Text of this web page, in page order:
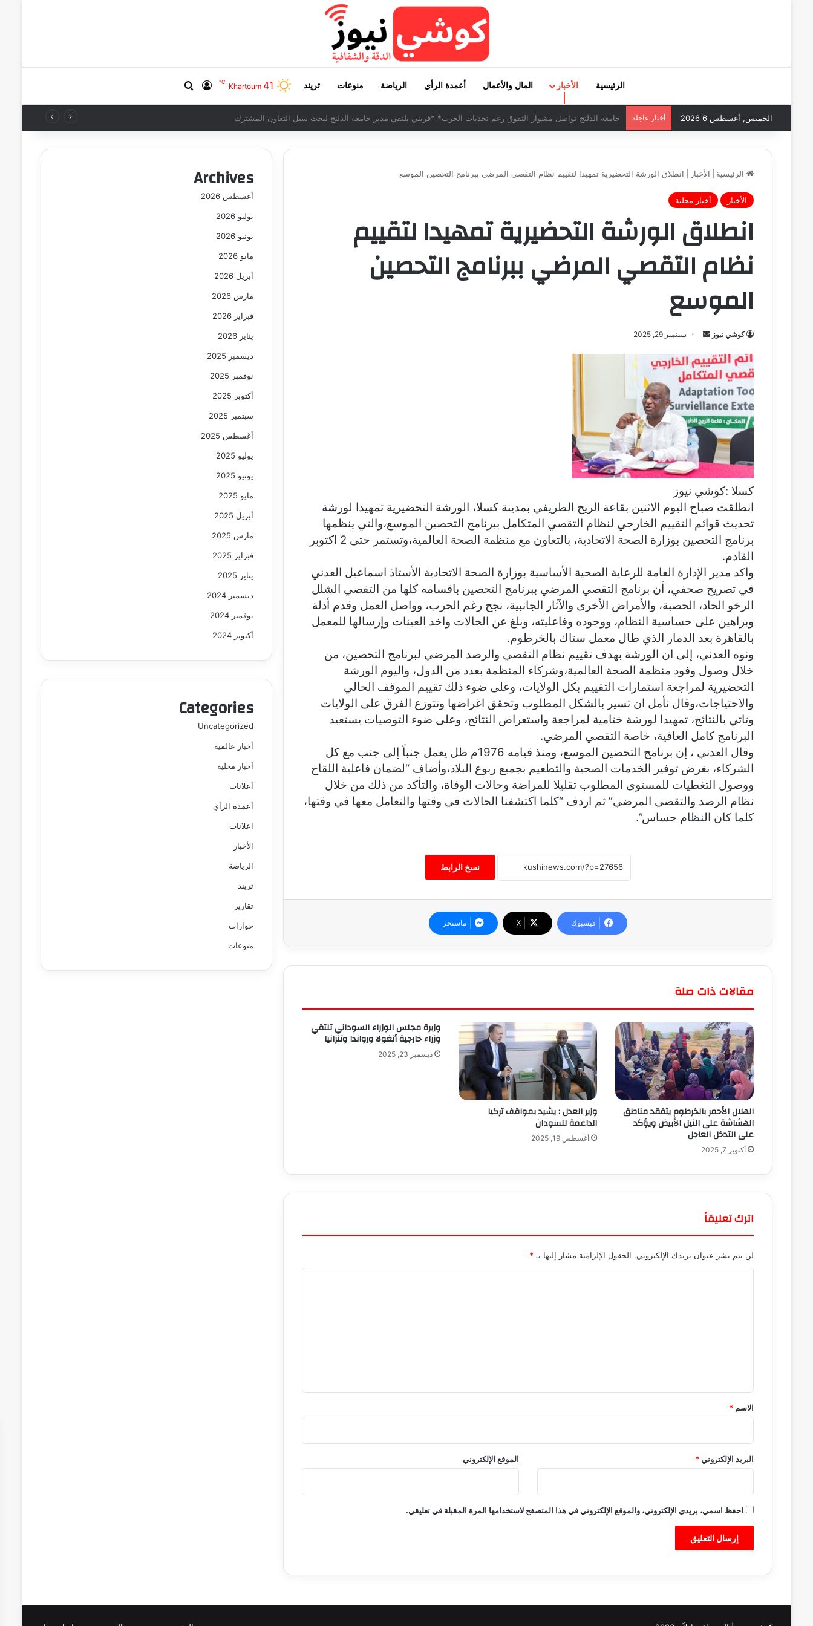
الرئيسية الأخبار المال والأعمال أعمدة الرأي الرياضة منوعات تريند Khartoum 41
℃ تسجيل الدخول
الخميس, أغسطس 6 2026 أخبار عاجلة جامعة الدلنج تواصل مشوار التفوق رغم تحديات الحرب* *فريني يلتقي مدير جامعة الدلنج لبحث سبل التعاون المشترك
الرئيسية الأخبار انطلاق الورشة التحضيرية تمهيدا لتقييم نظام التقصي المرضي ببرنامج التحصين الموسع
الأخبار أخبار محلية
انطلاق الورشة التحضيرية تمهيدا لتقييم
نظام التقصي المرضي ببرنامج التحصين
الموسع
كوشي نيوز
س
ل
ب
ي
إ
ل
ك
ت
ر
ي
سبتمبر 29, 2025
كسلا :كوشي نيوز
انطلقت صباح اليوم الاثنين بقاعة الريح الطريفي بمدينة كسلا، الورشة التحضيرية تمهيدا لورشة
تحديث قوائم التقييم الخارجي لنظام التقصي المتكامل ببرنامج التحصين الموسع،والتي ينظمها
برنامج التحصين بوزارة الصحة الاتحادية، بالتعاون مع منظمة الصحة العالمية،وتستمر حتى 2 اكتوبر
القادم.
واكد مدير الإدارة العامة للرعاية الصحية الأساسية بوزارة الصحة الاتحادية الأستاذ اسماعيل العدني
في تصريح صحفي، أن برنامج التقصي المرضي ببرنامج التحصين باقسامه كلها من التقصي الشلل
الرخو الحاد، الحصبة، والأمراض الأخرى والآثار الجانبية، نجح رغم الحرب، وواصل العمل وقدم أدلة
وبراهين على حساسية النظام، ووجوده وفاعليته، وبلغ عن الحالات واخذ العينات وإرسالها للمعمل
بالقاهرة بعد الدمار الذي طال معمل ستاك بالخرطوم.
ونوه العدني، إلى ان الورشة بهدف تقييم نظام التقصي والرصد المرضي لبرنامج التحصين، من
خلال وصول وفود منظمة الصحة العالمية،وشركاء المنظمة بعدد من الدول، واليوم الورشة
التحضيرية لمراجعة استمارات التقييم بكل الولايات، وعلى ضوء ذلك تقييم الموقف الحالي
والاحتياجات،وقال نأمل ان تسير بالشكل المطلوب وتحقق اغراضها وتتوزع الفرق على الولايات
وتاتي بالنتائج، تمهيدا لورشة ختامية لمراجعة واستعراض النتائج، وعلى ضوء التوصيات يستعيد
البرنامج كامل العافية، خاصة التقصي المرضي.
وقال العدني ، إن برنامج التحصين الموسع، ومنذ قيامه 1976م ظل يعمل جنباً إلى جنب مع كل
الشركاء، بغرض توفير الخدمات الصحية والتطعيم بجميع ربوع البلاد،وأضاف “لضمان فاعلية اللقاح
ووصول التغطيات للمستوى المطلوب تقليلا للمراضة وحالات الوفاة، والتأكد من ذلك من خلال
نظام الرصد والتقصي المرضي” ثم اردف “كلما اكتشفنا الحالات في وقتها والتعامل معها في وقتها،
كلما كان النظام حساس”.
نسخ الرابط
فيسبوك ‫X ماسنجر
مقالات ذات صلة
الهلال الأحمر بالخرطوم يتفقد مناطق
الهشاشة على النيل الأبيض ويؤكد
على التدخل العاجل
أكتوبر 7, 2025
وزير العدل : يشيد بمواقف تركيا
الداعمة للسودان
أغسطس 19, 2025
وزيرة مجلس الوزراء السوداني تلتقي
وزراء خارجية أنغولا ورواندا وتنزانيا
ديسمبر 23, 2025
اترك تعليقاً
لن يتم نشر عنوان بريدك الإلكتروني. الحقول الإلزامية مشار إليها بـ *
*
الاسم *
البريد الإلكتروني* الموقع الإلكتروني
احفظ اسمي، بريدي الإلكتروني، والموقع الإلكتروني في هذا المتصفح لاستخدامها المرة المقبلة في تعليقي.
Archives
أغسطس 2026
يوليو 2026
يونيو 2026
مايو 2026
أبريل 2026
مارس 2026
فبراير 2026
يناير 2026
ديسمبر 2025
نوفمبر 2025
أكتوبر 2025
سبتمبر 2025
أغسطس 2025
يوليو 2025
يونيو 2025
مايو 2025
أبريل 2025
مارس 2025
فبراير 2025
يناير 2025
ديسمبر 2024
نوفمبر 2024
أكتوبر 2024
Categories
Uncategorized
أخبار عالمية
أخبار محلية
أعلانات
أعمدة الرأي
اعلانات
الأخبار
الرياضة
تريند
تقارير
حوارات
منوعات